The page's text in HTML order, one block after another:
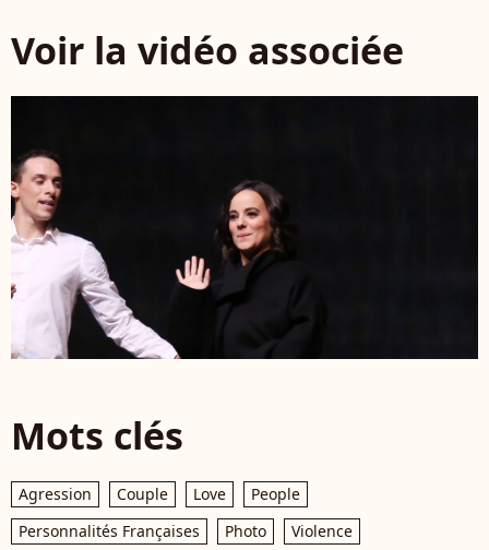
Voir la vidéo associée
Mots clés
Agression Couple Love
People
Personnalités Françaises
Photo Violence